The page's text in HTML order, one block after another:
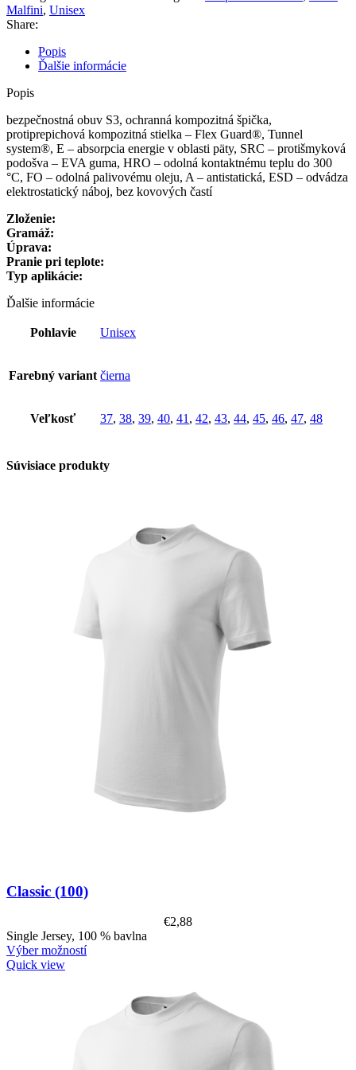
Malfini, Unisex
Share:
Popis
Ďalšie informácie
Popis
bezpečnostná obuv S3, ochranná kompozitná špička,
protiprepichová kompozitná stielka – Flex Guard®, Tunnel
system®, E – absorpcia energie v oblasti päty, SRC – protišmyková
podošva – EVA guma, HRO – odolná kontaktnému teplu do 300
°C, FO – odolná palivovému oleju, A – antistatická, ESD – odvádza
elektrostatický náboj, bez kovových častí
Zloženie:
Gramáž:
Úprava:
Pranie pri teplote:
Typ aplikácie:
Ďalšie informácie
Pohlavie Unisex
Farebný variant čierna
Veľkosť 37, 38, 39, 40, 41, 42, 43, 44, 45, 46, 47, 48
Súvisiace produkty
Classic (100)
€2,88
Single Jersey, 100 % bavlna
Výber možností
Quick view